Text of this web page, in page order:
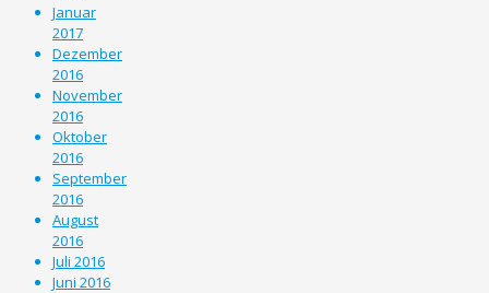
Januar
2017
Dezember
2016
November
2016
Oktober
2016
September
2016
August
2016
Juli 2016
Juni 2016